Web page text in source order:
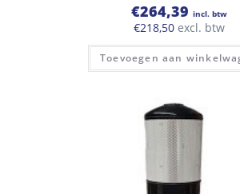
€264,39 incl. btw
€218,50 excl. btw
Toevoegen aan